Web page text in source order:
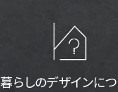
暮らしのデザインに